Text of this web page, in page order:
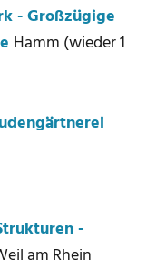
- Großzügige
Hamm (wieder 1
-
am Rhein